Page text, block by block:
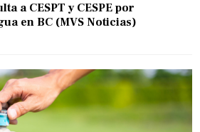
a CESPT y CESPE por
en BC (MVS Noticias)